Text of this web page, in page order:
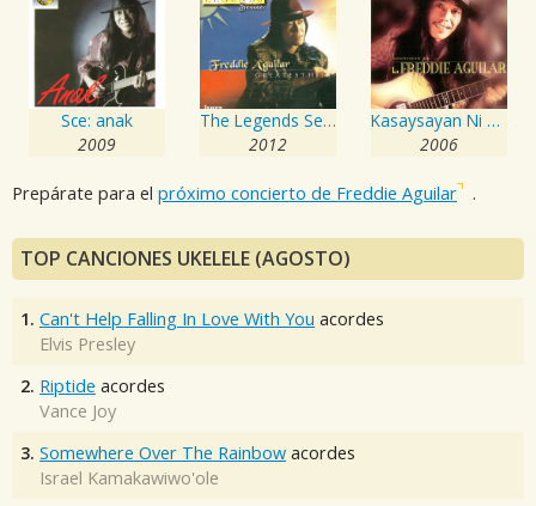
Sce: anak
2009
The Legends Series: Freddie Aguilar
2012
Kasaysayan Ni Ka Freddie Aguilar
2006
Prepárate para el próximo concierto de Freddie Aguilar .
TOP CANCIONES UKELELE (AGOSTO)
1. Can't Help Falling In Love With You acordes
Elvis Presley
2. Riptide acordes
Vance Joy
3. Somewhere Over The Rainbow acordes
Israel Kamakawiwo'ole